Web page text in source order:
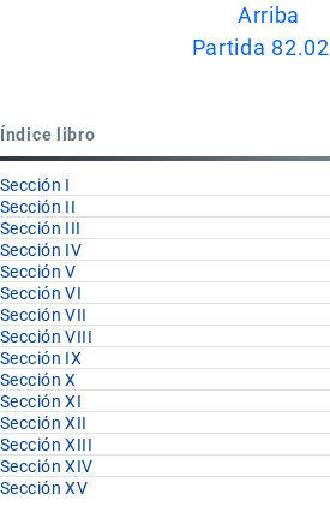
Arriba
Partida 82.02
Índice libro
Sección I
Sección II
Sección III
Sección IV
Sección V
Sección VI
Sección VII
Sección VIII
Sección IX
Sección X
Sección XI
Sección XII
Sección XIII
Sección XIV
Sección XV